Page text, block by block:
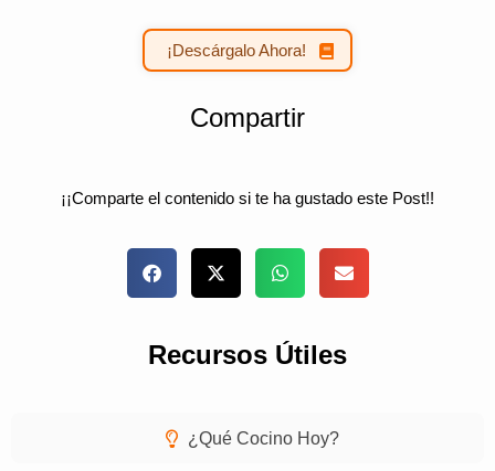
¡Descárgalo Ahora!
Compartir
¡¡Comparte el contenido si te ha gustado este Post!!
Recursos Útiles
¿Qué Cocino Hoy?